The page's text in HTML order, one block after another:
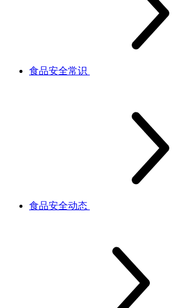
食品安全常识
食品安全动态